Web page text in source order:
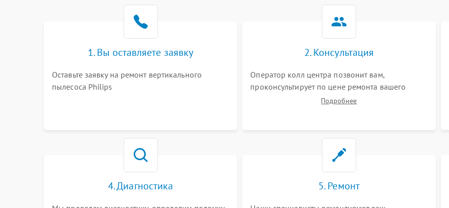
1. Вы оставляете заявку
Оставьте заявку на ремонт вертикального
пылесоса Philips
2. Консультация
Оператор колл центра позвонит вам,
проконсультирует по цене ремонта вашего
вертикального пылесоса а также ответит на все
Подробнее
4. Диагностика 5. Ремонт